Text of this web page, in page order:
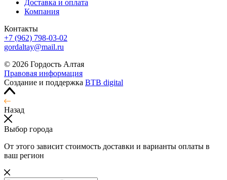
Доставка и оплата
Компания
Контакты
+7 (962) 798-03-02
gordaltay@mail.ru
© 2026 Гордость Алтая
Правовая информация
Создание и поддержка BTB digital
Назад
Выбор города
От этого зависит стоимость доставки и варианты оплаты в
ваш регион